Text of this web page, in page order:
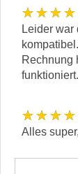
Leider war
Rechnung
funktioniert.
Alles